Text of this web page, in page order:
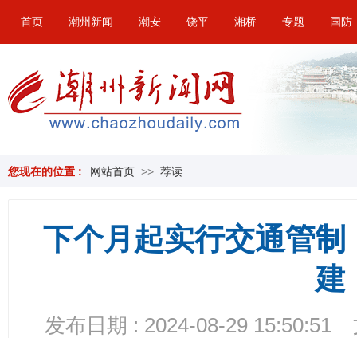
首页 潮州新闻 潮安 饶平 湘桥 专题 国防
您现在的位置 : 网站首页 >> 荐读
下个月起实行交通管
建
发布日期 : 2024-08-29 15:50:51